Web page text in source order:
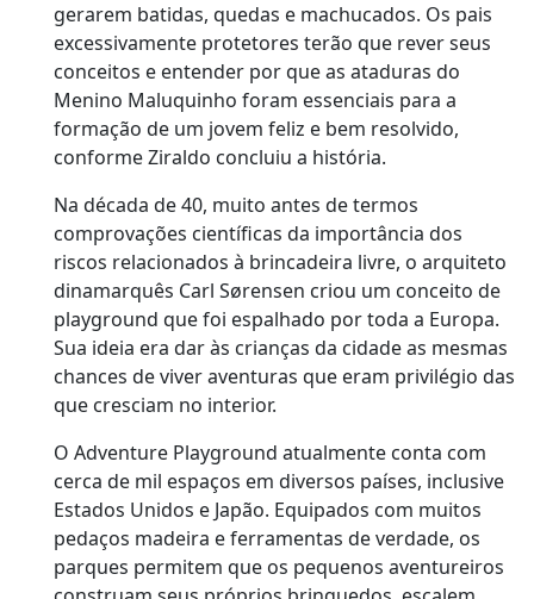
gerarem batidas, quedas e machucados. Os pais
excessivamente protetores terão que rever seus
conceitos e entender por que as ataduras do
Menino Maluquinho foram essenciais para a
formação de um jovem feliz e bem resolvido,
conforme Ziraldo concluiu a história.
Na década de 40, muito antes de termos
comprovações científicas da importância dos
riscos relacionados à brincadeira livre, o arquiteto
dinamarquês Carl Sørensen criou um conceito de
playground que foi espalhado por toda a Europa.
Sua ideia era dar às crianças da cidade as mesmas
chances de viver aventuras que eram privilégio das
que cresciam no interior.
O Adventure Playground atualmente conta com
cerca de mil espaços em diversos países, inclusive
Estados Unidos e Japão. Equipados com muitos
pedaços madeira e ferramentas de verdade, os
parques permitem que os pequenos aventureiros